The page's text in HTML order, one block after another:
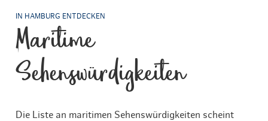
IN HAMBURG ENTDECKEN
Maritime
Sehenswürdigkeiten
Die Liste an maritimen Sehenswürdigkeiten scheint